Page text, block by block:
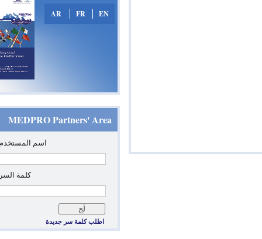
AR
MEDPRO Partners' Area
‏اسم المستخدم: ‏*
اطلب كلمة سر جديدة